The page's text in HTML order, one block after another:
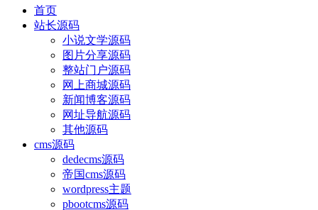
首页
站长源码
小说文学源码
图片分享源码
整站门户源码
网上商城源码
新闻博客源码
网址导航源码
其他源码
cms源码
dedecms源码
帝国cms源码
wordpress主题
pbootcms源码